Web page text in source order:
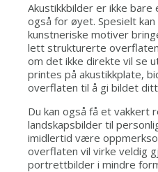
Akustikkbilder er ikke
også for øyet. Spesielt
kunstneriske motiver
lett strukturerte overflaten
om det ikke direkte vil se
printes på akustikkplate,
overflaten til å gi bildet
Du kan også få et vakkert
landskapsbilder til
imidlertid være
overflaten vil virke veldig
portrettbilder i mindre